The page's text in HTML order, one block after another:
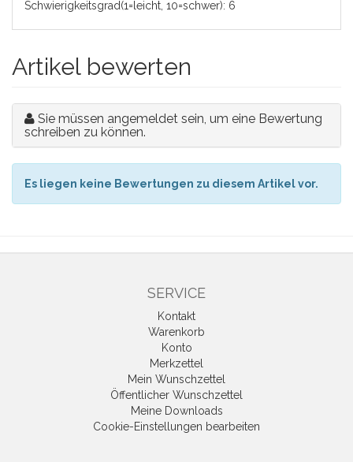
Schwierigkeitsgrad(1=leicht, 10=schwer): 6
Artikel bewerten
Sie müssen angemeldet sein, um eine Bewertung
schreiben zu können.
Es liegen keine Bewertungen zu diesem Artikel vor.
SERVICE
Kontakt
Warenkorb
Konto
Merkzettel
Mein Wunschzettel
Öffentlicher Wunschzettel
Meine Downloads
Cookie-Einstellungen bearbeiten